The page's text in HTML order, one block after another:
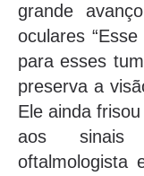
grande
oculares
para esses
preserva a
Ele ainda
aos sinais
oftalmologista